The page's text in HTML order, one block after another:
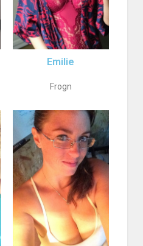
Emilie
Frogn